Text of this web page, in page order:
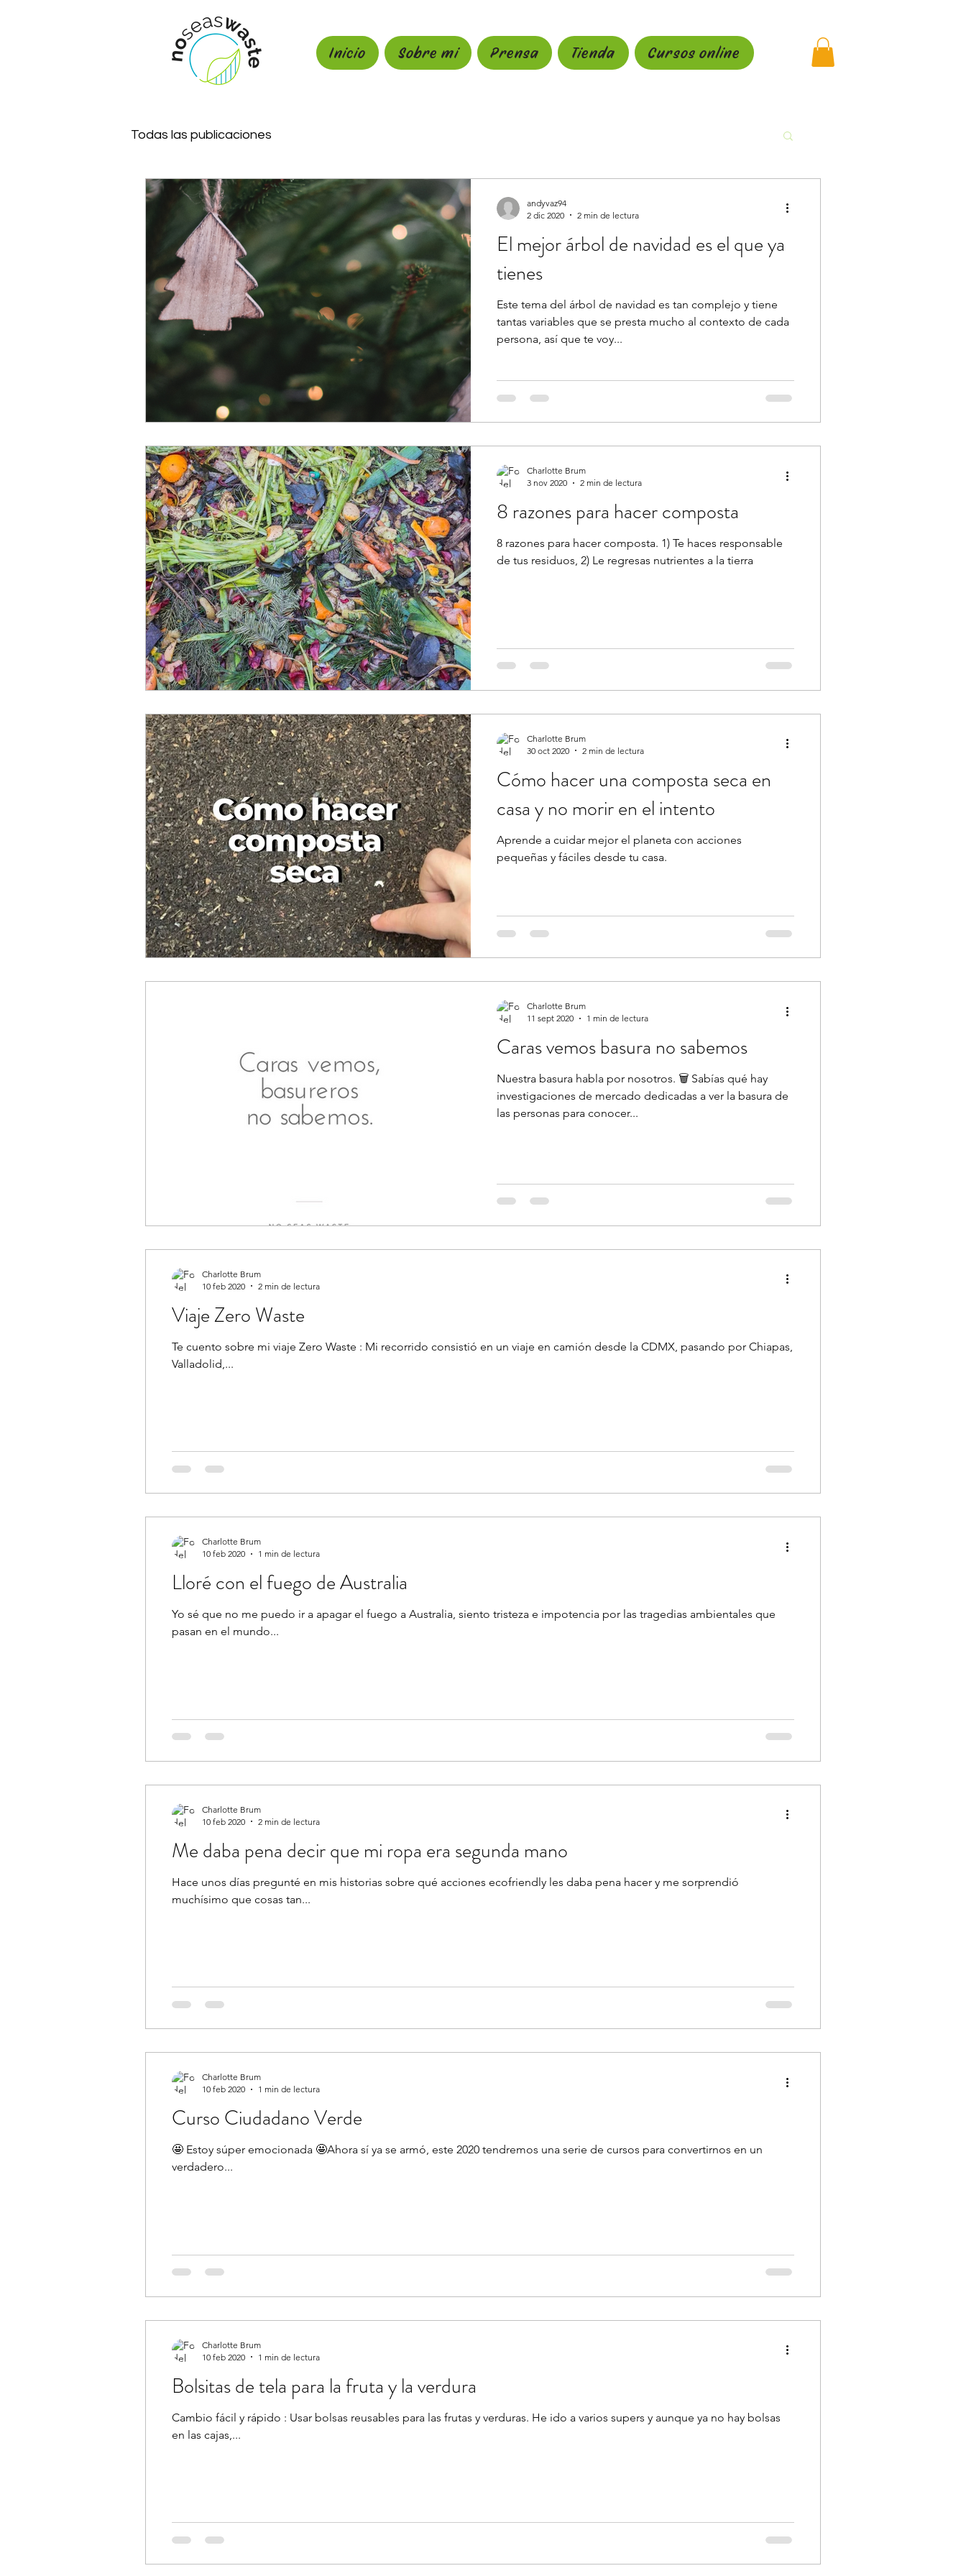
Inicio Sobre mi Prensa Tienda Cursos online
Todas las publicaciones
El mejor árbol de navidad es el que ya
tienes
Este tema del árbol de navidad es tan complejo y tiene
tantas variables que se presta mucho al contexto de cada
persona, así que te voy...
andyvaz94
2 dic 2020
2 min de lectura
8 razones para hacer composta
8 razones para hacer composta. 1) Te haces responsable
de tus residuos, 2) Le regresas nutrientes a la tierra
Charlotte Brum
3 nov 2020
2 min de lectura
Cómo hacer una composta seca en
casa y no morir en el intento
Aprende a cuidar mejor el planeta con acciones
pequeñas y fáciles desde tu casa.
Charlotte Brum
30 oct 2020
2 min de lectura
Caras vemos basura no sabemos
Nuestra basura habla por nosotros. 🗑 Sabías qué hay
investigaciones de mercado dedicadas a ver la basura de
las personas para conocer...
Charlotte Brum
11 sept 2020
1 min de lectura
Viaje Zero Waste
Te cuento sobre mi viaje Zero Waste : Mi recorrido consistió en un viaje en camión desde la CDMX, pasando por Chiapas,
Valladolid,...
Charlotte Brum
10 feb 2020
2 min de lectura
Lloré con el fuego de Australia
Yo sé que no me puedo ir a apagar el fuego a Australia, siento tristeza e impotencia por las tragedias ambientales que
pasan en el mundo...
Charlotte Brum
10 feb 2020
1 min de lectura
Me daba pena decir que mi ropa era segunda mano
Hace unos días pregunté en mis historias sobre qué acciones ecofriendly les daba pena hacer y me sorprendió
muchísimo que cosas tan...
Charlotte Brum
10 feb 2020
2 min de lectura
Curso Ciudadano Verde
🤩 Estoy súper emocionada 🤩Ahora sí ya se armó, este 2020 tendremos una serie de cursos para convertirnos en un
verdadero...
Charlotte Brum
10 feb 2020
1 min de lectura
Bolsitas de tela para la fruta y la verdura
Cambio fácil y rápido : Usar bolsas reusables para las frutas y verduras. He ido a varios supers y aunque ya no hay bolsas
en las cajas,...
Charlotte Brum
10 feb 2020
1 min de lectura